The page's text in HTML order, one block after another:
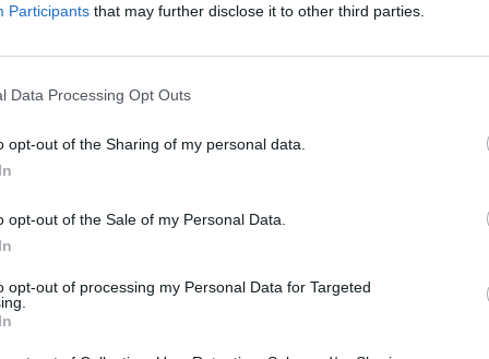
Participants that may further disclose it to other third parties.
Data Processing Opt Outs
opt-out of the Sharing of my personal data.
opt-out of the Sale of my Personal Data.
opt-out of processing my Personal Data for Targeted
powrotnym już po
dwie najlepsze ekipy League of Legends
faworyta tego spotkania podchodzi ekipa Jeonga
finale 3:1 właśnie nad HLE. Ale wynik bezpośredniego
okiem. Mistrzostwo Korei było tylko
2, tytuł mistrza Mid-Season Invitational i absolutna
porażka z Hanwhą w lutym, która przesądziła o tym,
wygrali.
obu ekip na Worlds, to te wyglądają całkiem podobnie.
offów, potykając się tylko raz. I to przeciwko tej samej